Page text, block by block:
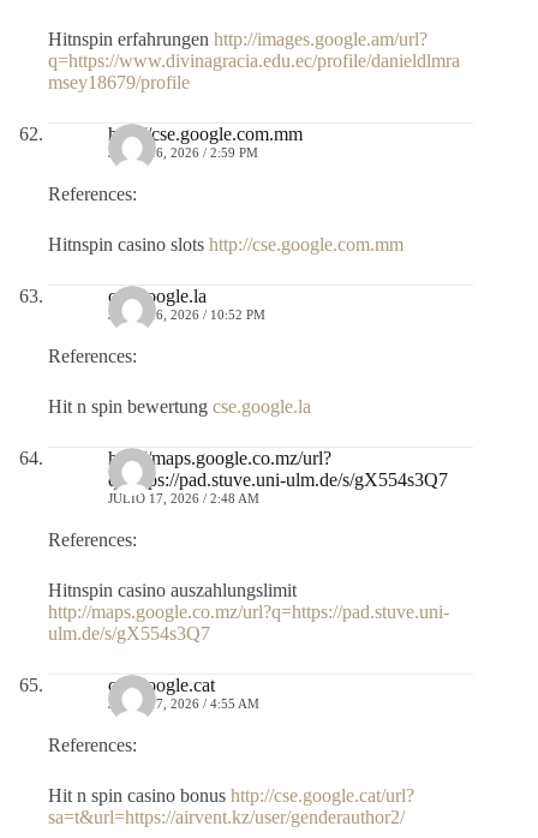
Hitnspin erfahrungen http://images.google.am/url?
q=https://www.divinagracia.edu.ec/profile/danieldlmra
msey18679/profile
http://cse.google.com.mm
JULIO 16, 2026 / 2:59 PM
References:
Hitnspin casino slots http://cse.google.com.mm
cse.google.la
JULIO 16, 2026 / 10:52 PM
References:
Hit n spin bewertung cse.google.la
http://maps.google.co.mz/url?
q=https://pad.stuve.uni-ulm.de/s/gX554s3Q7
JULIO 17, 2026 / 2:48 AM
References:
Hitnspin casino auszahlungslimit
http://maps.google.co.mz/url?q=https://pad.stuve.uni-
ulm.de/s/gX554s3Q7
cse.google.cat
JULIO 17, 2026 / 4:55 AM
References:
Hit n spin casino bonus http://cse.google.cat/url?
sa=t&url=https://airvent.kz/user/genderauthor2/